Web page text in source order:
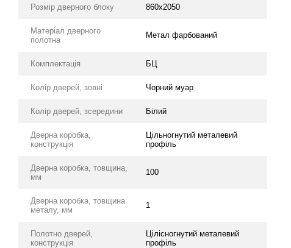
Розмір дверного блоку 860х2050
Матеріал дверного
полотна
Метал фарбований
Комплектація БЦ
Колір дверей, зовні Чорний муар
Колір дверей, зсередини Білий
Дверна коробка,
конструкція
Цільногнутий металевий
профіль
Дверна коробка, товщина,
мм
100
Дверна коробка, товщина
металу, мм
1
Полотно дверей,
конструкція
Цілісногнутий металевий
профіль